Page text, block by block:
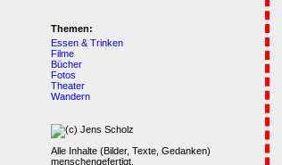
Themen:
Essen & Trinken
Filme
Bücher
Fotos
Theater
Wandern
Alle Inhalte (Bilder, Texte, Gedanken)
menschengefertigt.